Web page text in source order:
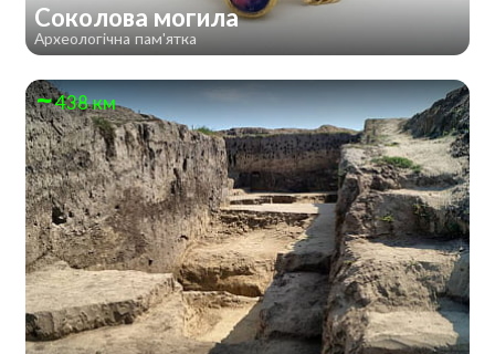
Соколова могила
Археологічна пам'ятка
438 км